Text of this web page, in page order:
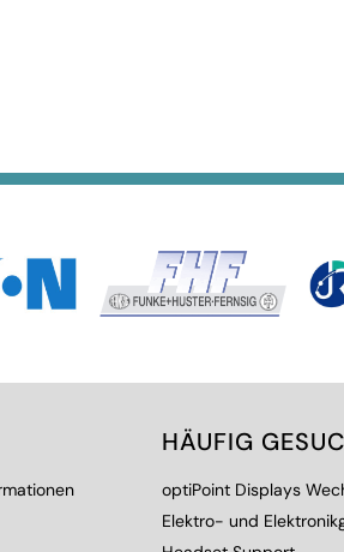
HÄUFIG
optiPoint Displays
Elektro- und